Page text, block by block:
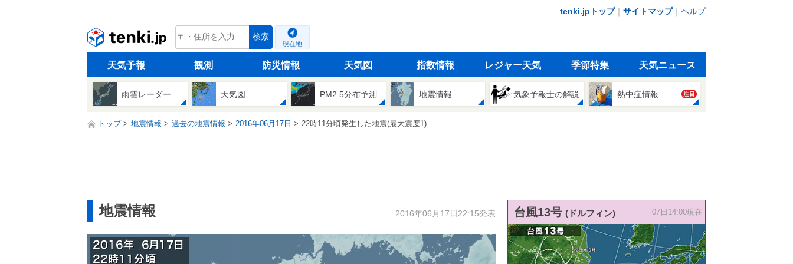
tenki.jpトップ｜ サイトマップ｜ ヘルプ
tenki.jp 検索
現在地
天気予報 観測 防災情報 天気図 指数情報 レジャー天気 季節特集 天気ニュース
雨雲レーダー 天気図 PM2.5分布予測 地震情報 気象予報士の解説 熱中症情報 注目
トップ 地震情報 過去の地震情報 2016年06月17日 22時11分頃発生した地震(最大震度1)
地震情報 2016年06月17日22:15発表 台風13号 (ドルフィン) 07日14:00現在